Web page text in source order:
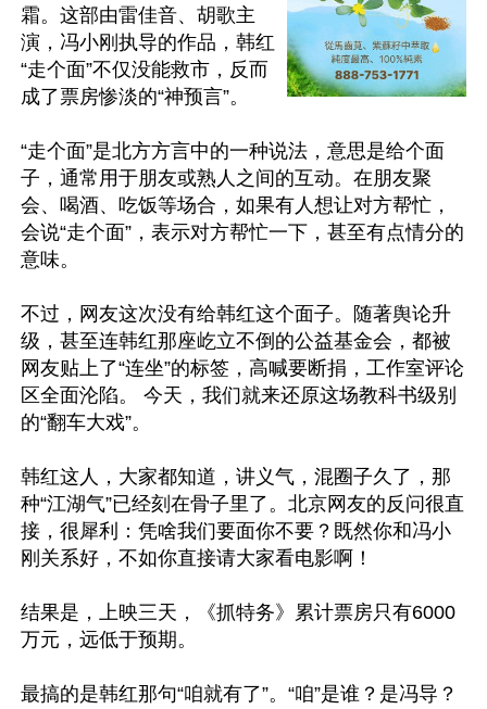
霜。这部由雷佳音、胡歌主
演，冯小刚执导的作品，韩红
“走个面”不仅没能救市，反而
成了票房惨淡的“神预言”。
“走个面”是北方方言中的一种说法，意思是给个面
子，通常用于朋友或熟人之间的互动。在朋友聚
会、喝酒、吃饭等场合，如果有人想让对方帮忙，
会说“走个面”，表示对方帮忙一下，甚至有点情分的
意味。
不过，网友这次没有给韩红这个面子。随著舆论升
级，甚至连韩红那座屹立不倒的公益基金会，都被
网友贴上了“连坐”的标签，高喊要断捐，工作室评论
区全面沦陷。 今天，我们就来还原这场教科书级别
的“翻车大戏”。
韩红这人，大家都知道，讲义气，混圈子久了，那
种“江湖气”已经刻在骨子里了。北京网友的反问很直
接，很犀利：凭啥我们要面你不要？既然你和冯小
刚关系好，不如你直接请大家看电影啊！
结果是，上映三天，《抓特务》累计票房只有6000
万元，远低于预期。
最搞的是韩红那句“咱就有了”。“咱”是谁？是冯导？